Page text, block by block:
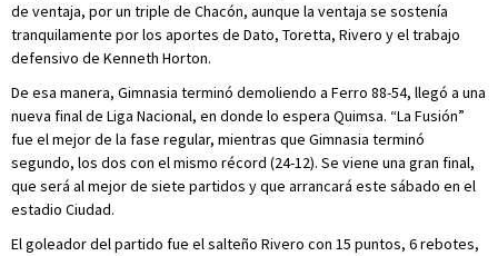
de ventaja, por un triple de Chacón, aunque la ventaja se sostenía
tranquilamente por los aportes de Dato, Toretta, Rivero y el trabajo
defensivo de Kenneth Horton.
De esa manera, Gimnasia terminó demoliendo a Ferro 88-54, llegó a una
nueva final de Liga Nacional, en donde lo espera Quimsa. “La Fusión”
fue el mejor de la fase regular, mientras que Gimnasia terminó
segundo, los dos con el mismo récord (24-12). Se viene una gran final,
que será al mejor de siete partidos y que arrancará este sábado en el
estadio Ciudad.
El goleador del partido fue el salteño Rivero con 15 puntos, 6 rebotes,